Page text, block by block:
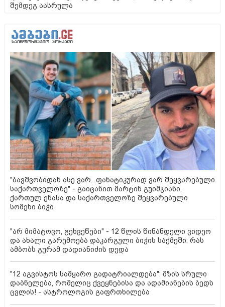
შემდეგ აასრულა
"ბავშვობიდან ასე ვარ.. ფანატიკურად ვარ შეყვარებული
საქართველოზე" - გაიცანით მარტინ გუიმჯიანი,
ქართულ ენასა და საქართველოზე შეყვარებული
სომეხი ბიჭი
"არ მიმატოვო, გეხვეწები" - 12 წლის წინანდელი ვიდეო
და ახალი გარემოება დაკარგული ბიჭის საქმეში: რას
ამბობს გურამ დადიანიძის დედა
"12 აგვისტოს სამყარო გადატრიალდება": მზის სრული
დაბნელება, რომელიც ქვეყნებისა და ადამიანების ბედს
ცვლის! - ასტროლოგის გაფრთხილება